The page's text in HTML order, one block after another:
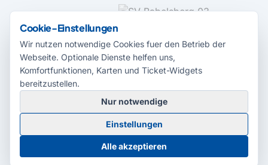
MEDIENPARTNER
© 2026 Radio Potsdam. Webseite entwickelt durch dieMedienagentur
Babelsberg
BarrierefreiheitserklärungAGBDatenschutzImpressum
Cookie-Einstellungen
Cookie-Einstellungen
Wir nutzen notwendige Cookies fuer den Betrieb der
Webseite. Optionale Dienste helfen uns,
Komfortfunktionen, Karten und Ticket-Widgets
bereitzustellen.
Nur notwendige
Einstellungen
Alle akzeptieren